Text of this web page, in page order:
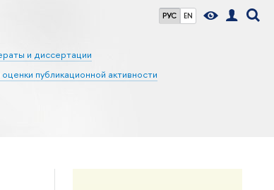
РУС EN
и диссертации
публикационной активности